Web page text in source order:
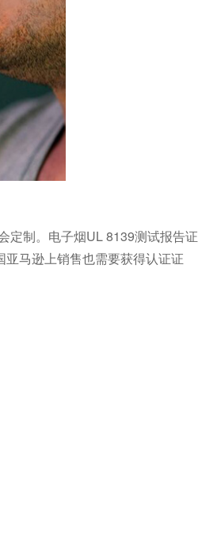
定制。电子烟UL 8139测试报告证
马逊上销售也需要获得认证证